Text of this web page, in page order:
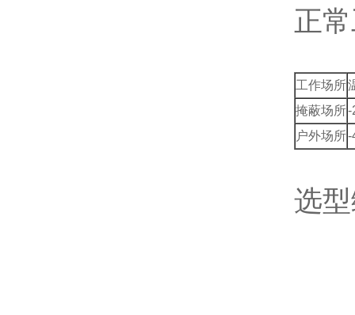
正
工作场所
掩蔽场所-
户外场所-
选